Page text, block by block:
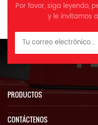
Por favor, siga leyendo,
y le invitamos
PRODUCTOS
CONTÁCTENOS